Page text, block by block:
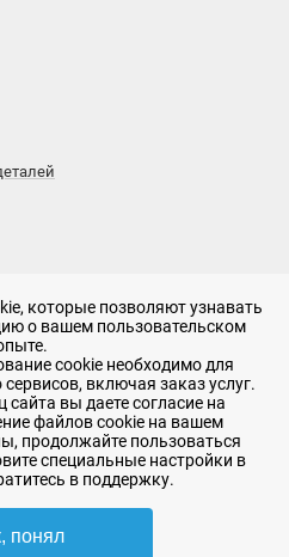
Железнодорожный проспект,
- 18:00
сайт носит информационный характер
которые позволяют узнавать
о вашем пользовательском
cookie необходимо для
включая заказ услуг.
вы даете согласие на
файлов cookie на вашем
продолжайте пользоваться
специальные настройки в
в поддержку.
понял